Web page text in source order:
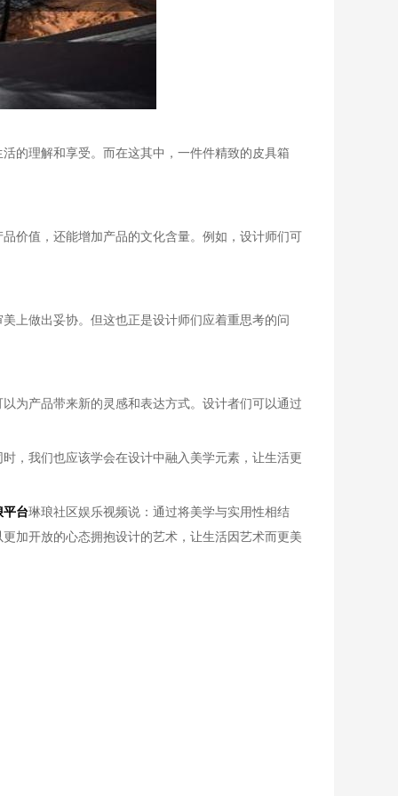
的理解和享受。而在这其中，一件件精致的皮具箱
价值，还能增加产品的文化含量。例如，设计师们可
上做出妥协。但这也正是设计师们应着重思考的问
为产品带来新的灵感和表达方式。设计者们可以通过
，我们也应该学会在设计中融入美学元素，让生活更
平台琳琅社区娱乐视频说：通过将美学与实用性相结
加开放的心态拥抱设计的艺术，让生活因艺术而更美